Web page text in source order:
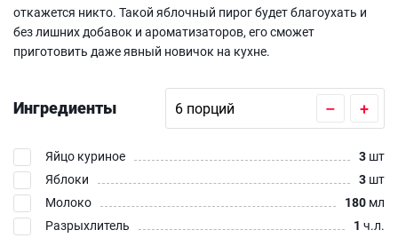
откажется никто. Такой яблочный пирог будет благоухать и
без лишних добавок и ароматизаторов, его сможет
приготовить даже явный новичок на кухне.
Ингредиенты – +
Яйцо куриное 3 шт
Яблоки
3 шт
Молоко
180 мл
Разрыхлитель
1 ч.л.